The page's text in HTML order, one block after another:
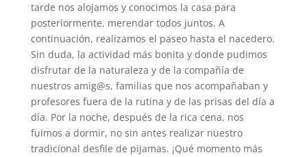
tarde nos alojamos y conocimos la casa para
posteriormente, merendar todos juntos. A
continuación, realizamos el paseo hasta el nacedero.
Sin duda, la actividad más bonita y donde pudimos
disfrutar de la naturaleza y de la compañía de
nuestros amig@s, familias que nos acompañaban y
profesores fuera de la rutina y de las prisas del día a
día. Por la noche, después de la rica cena, nos
fuimos a dormir, no sin antes realizar nuestro
tradicional desfile de pijamas. ¡Qué momento más